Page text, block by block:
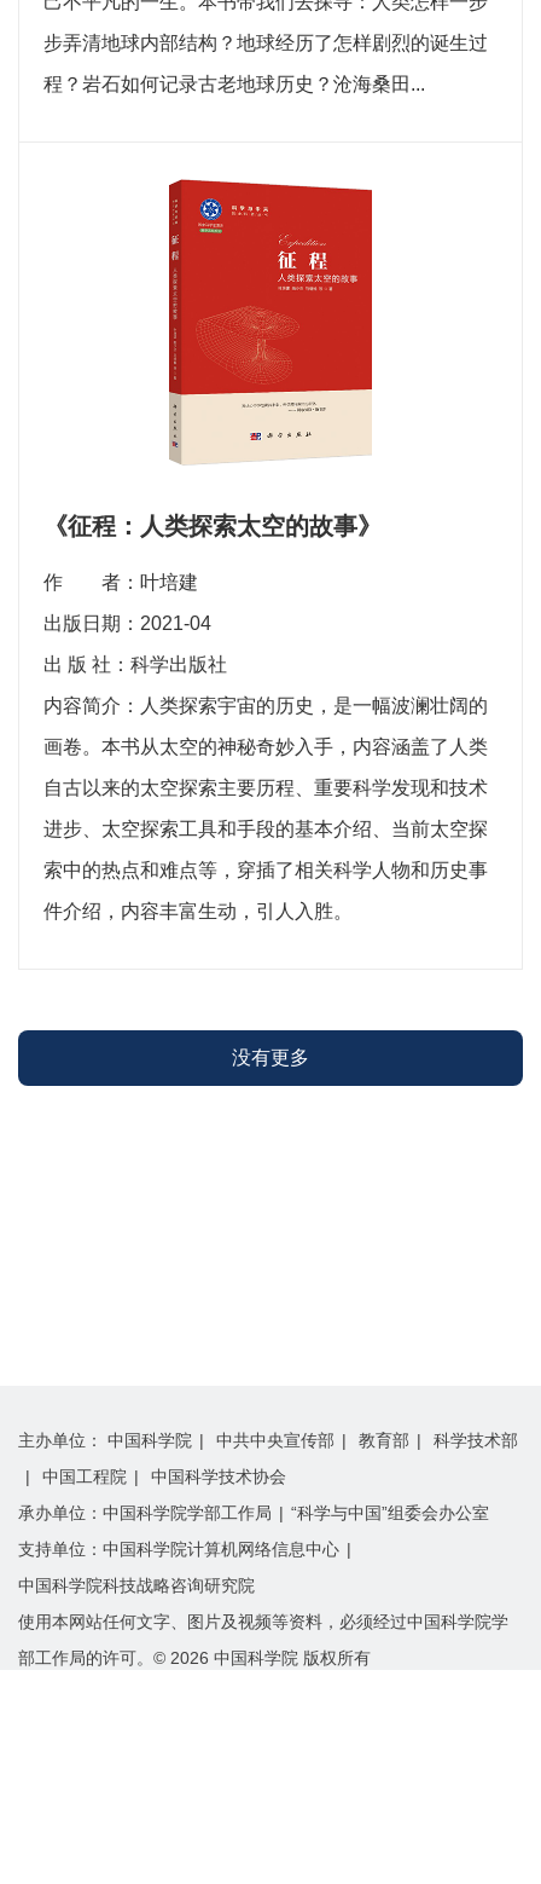
步弄清地球内部结构？地球经历了怎样剧烈的诞生过
程？岩石如何记录古老地球历史？沧海桑田...
《征程：人类探索太空的故事》
作 者：叶培建
出版日期：2021-04
出 版 社：科学出版社
内容简介：人类探索宇宙的历史，是一幅波澜壮阔的
画卷。本书从太空的神秘奇妙入手，内容涵盖了人类
自古以来的太空探索主要历程、重要科学发现和技术
进步、太空探索工具和手段的基本介绍、当前太空探
索中的热点和难点等，穿插了相关科学人物和历史事
件介绍，内容丰富生动，引人入胜。
没有更多
主办单位： 中国科学院 | 中共中央宣传部 | 教育部 |
科学技术部
|
中国工程院 |
中国科学技术协会
承办单位： 中国科学院学部工作局 | “科学与中国”组委会办公室
支持单位： 中国科学院计算机网络信息中心 |
中国科学院科技战略咨询研究院
使用本网站任何文字、图片及视频等资料，必须经过中国科学院学
部工作局的许可。© 2026 中国科学院 版权所有